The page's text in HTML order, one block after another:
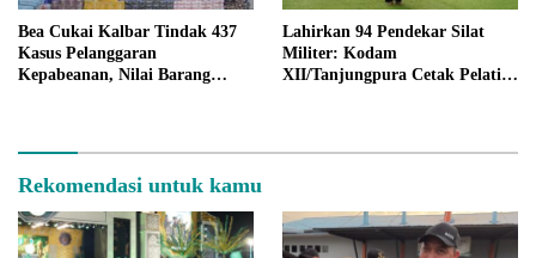
Bea Cukai Kalbar Tindak 437
Kasus Pelanggaran
Kepabeanan, Nilai Barang
Lahirkan 94 Pendekar Silat
Militer: Kodam
XII/Tanjungpura Cetak Pelatih
Rekomendasi untuk kamu